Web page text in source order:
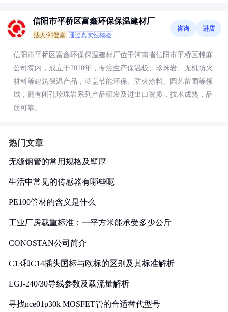
信阳市平桥区富鑫环保保温建材厂
法人:祁登富 通过真实性核验
咨询 进店
信阳市平桥区富鑫环保保温建材厂位于河南省信阳市平桥区棉麻
公司院内，成立于2010年，专注生产保温板、珍珠岩、无机防火
材料等建筑保温产品，涵盖节能环保、防火涂料、园艺苗圃等领
域，拥有闭孔珍珠岩系列产品研发及进出口资质，技术成熟，品
质可靠。
热门文章
无缝钢管的常用规格及壁厚
生活中常见的传感器有哪些呢
PE100管材的含义是什么
工业厂房载重标准：一平方米能承受多少公斤
CONOSTAN公司简介
C13和C14插头国标与欧标的区别及其标准解析
LGJ-240/30导线参数及载流量解析
寻找nce01p30k MOSFET管的合适替代型号